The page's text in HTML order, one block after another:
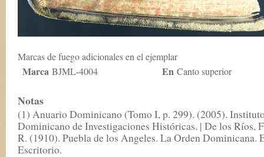
Marcas de fuego adicionales en el ejemplar
Marca BJML-4004 En Canto superior
Notas
(1) Anuario Dominicano (Tomo I, p. 299). (2005).
Dominicano de Investigaciones Históricas. | De los Ríos,
R. (1910). Puebla de los Angeles. La Orden Dominicana.
Escritorio.